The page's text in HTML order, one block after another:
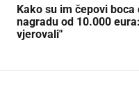
Kako su im čepovi boca
nagradu od 10.000
vjerovali"